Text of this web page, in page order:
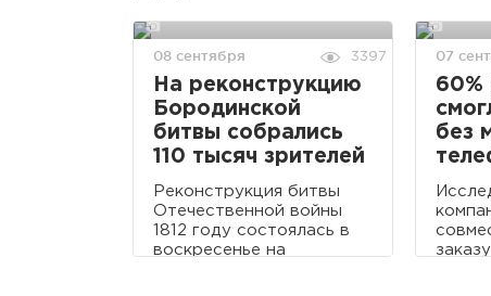
08 сентября 3397
На реконструкцию
Бородинской
битвы собрались
110 тысяч зрителей
Реконструкция битвы
Отечественной войны
1812 году состоялась в
воскресенье на
07
60%
без